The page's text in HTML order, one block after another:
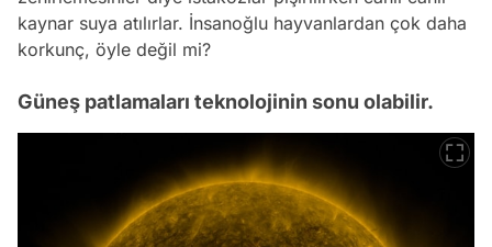
kaynar suya atılırlar. İnsanoğlu hayvanlardan çok daha
korkunç, öyle değil mi?
Güneş patlamaları teknolojinin sonu olabilir.